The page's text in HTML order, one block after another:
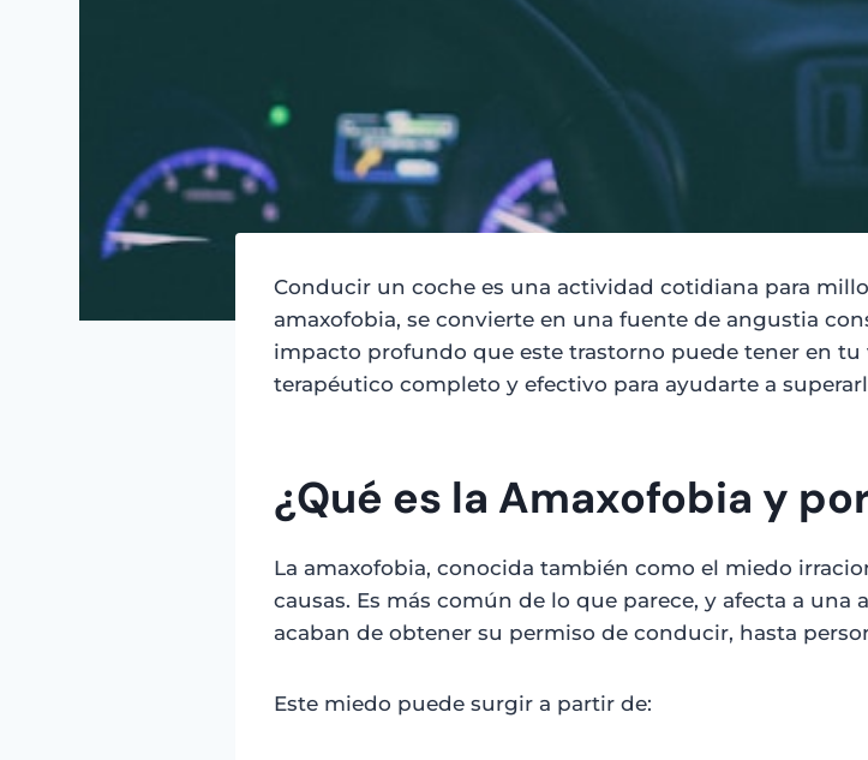
Conducir un coche es una actividad cotidiana para
amaxofobia, se convierte en una fuente de angustia
impacto profundo que este trastorno puede tener en
terapéutico completo y efectivo para ayudarte a
¿Qué es la Amaxofobia y
La amaxofobia, conocida también como el miedo
causas. Es más común de lo que parece, y afecta a
acaban de obtener su permiso de conducir, hasta
Este miedo puede surgir a partir de: